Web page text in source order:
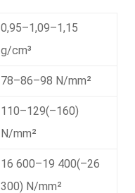
0,95–1,09–1,15
g/cm³
78–86–98 N/mm²
110–129(–160)
N/mm²
16 600–19 400(–26
300) N/mm²